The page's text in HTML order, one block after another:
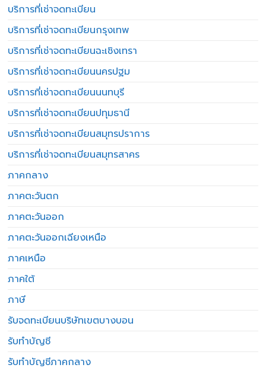
บริการที่เช่าจดทะเบียน
บริการที่เช่าจดทะเบียนกรุงเทพ
บริการที่เช่าจดทะเบียนฉะเชิงเทรา
บริการที่เช่าจดทะเบียนนครปฐม
บริการที่เช่าจดทะเบียนนนทบุรี
บริการที่เช่าจดทะเบียนปทุมธานี
บริการที่เช่าจดทะเบียนสมุทรปราการ
บริการที่เช่าจดทะเบียนสมุทรสาคร
ภาคกลาง
ภาคตะวันตก
ภาคตะวันออก
ภาคตะวันออกเฉียงเหนือ
ภาคเหนือ
ภาคใต้
ภาษี
รับจดทะเบียนบริษัทเขตบางบอน
รับทำบัญชี
รับทำบัญชีภาคกลาง